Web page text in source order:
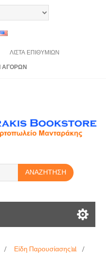
ΛΊΣΤΑ ΕΠΙΘΥΜΙΏΝ
ΑΓΟΡΏΝ
ΑΝΑΖΉΤΗΣΗ
/ Είδη Παρουσίασης📊
/